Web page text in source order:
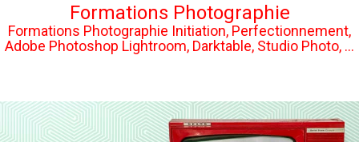
Formations Photographie
Formations Photographie Initiation, Perfectionnement,
Adobe Photoshop Lightroom, Darktable, Studio Photo, ...